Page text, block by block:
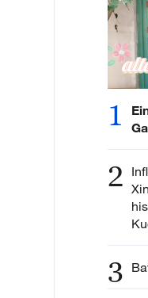
1
2
3